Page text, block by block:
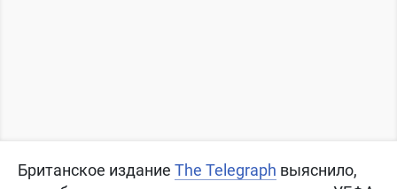
Британское издание The Telegraph выяснило,